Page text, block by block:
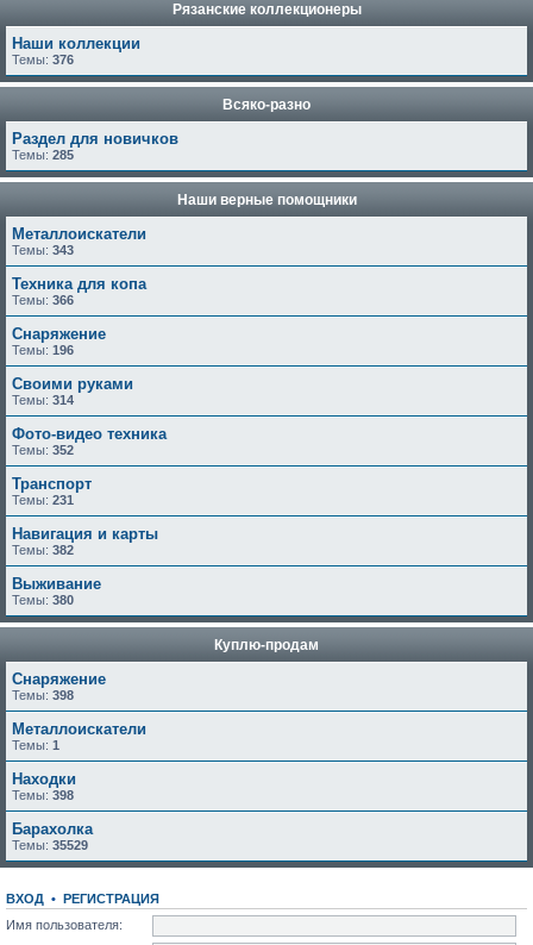
Рязанские коллекционеры
Наши коллекции
Темы: 376
Всяко-разно
Раздел для новичков
Темы: 285
Наши верные помощники
Металлоискатели
Темы: 343
Техника для копа
Темы: 366
Снаряжение
Темы: 196
Своими руками
Темы: 314
Фото-видео техника
Темы: 352
Транспорт
Темы: 231
Навигация и карты
Темы: 382
Выживание
Темы: 380
Куплю-продам
Снаряжение
Темы: 398
Металлоискатели
Темы: 1
Находки
Темы: 398
Барахолка
Темы: 35529
ВХОД • РЕГИСТРАЦИЯ
Имя пользователя: